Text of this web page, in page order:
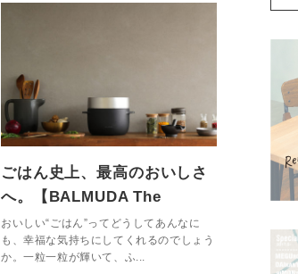
ごはん史上、最高のおいしさ
へ。【BALMUDA The
Gohan】
おいしい“ごはん”ってどうしてあんなに
も、幸福な気持ちにしてくれるのでしょう
か。一粒一粒が輝いて、ふ...